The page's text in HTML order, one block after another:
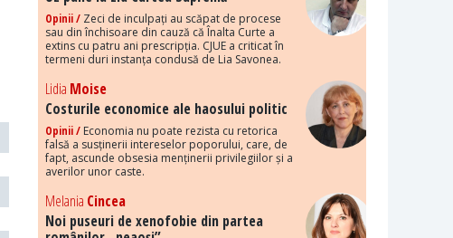
Opinii / Zeci de inculpați au scăpat de procese
sau din închisoare din cauză că Înalta Curte a
extins cu patru ani prescripția. CJUE a criticat în
termeni duri instanța condusă de Lia Savonea.
Lidia Moise
Costurile economice ale haosului politic
Opinii / Economia nu poate rezista cu retorica
falsă a susținerii intereselor poporului, care, de
fapt, ascunde obsesia menținerii privilegiilor și a
averilor unor caste.
Melania Cincea
Noi puseuri de xenofobie din partea